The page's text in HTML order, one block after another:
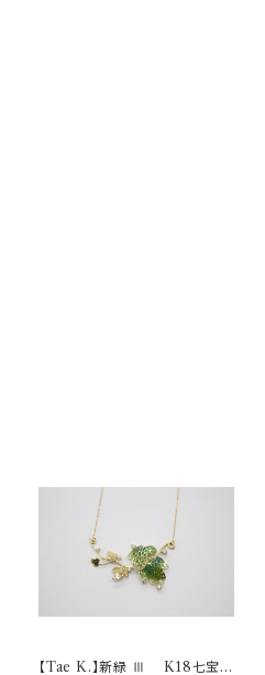
【Tae K.】新緑 Ⅲ K18七宝プ